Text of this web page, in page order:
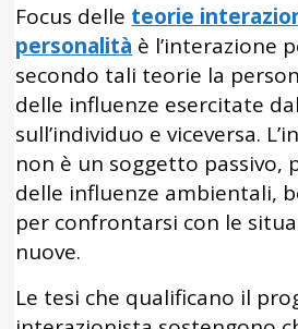
Focus delle teorie
personalità è l’interazione
secondo tali teorie la
delle influenze esercitate
sull’individuo e viceversa.
non è un soggetto passivo,
delle influenze ambientali,
per confrontarsi con le
nuove.
Le tesi che qualificano il